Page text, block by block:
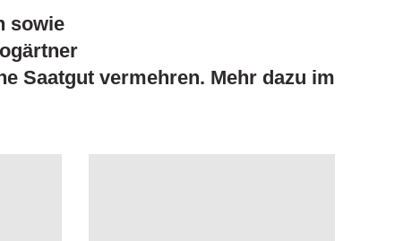
sowie
Saatgut vermehren. Mehr dazu im